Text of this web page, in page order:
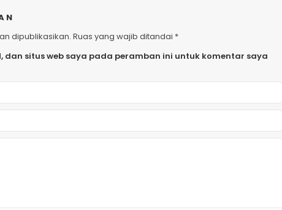
dipublikasikan. Ruas yang wajib ditandai *
dan situs web saya pada peramban ini untuk komentar saya